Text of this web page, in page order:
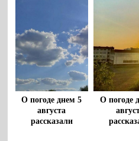
О погоде днем 5
августа
рассказали
О погоде